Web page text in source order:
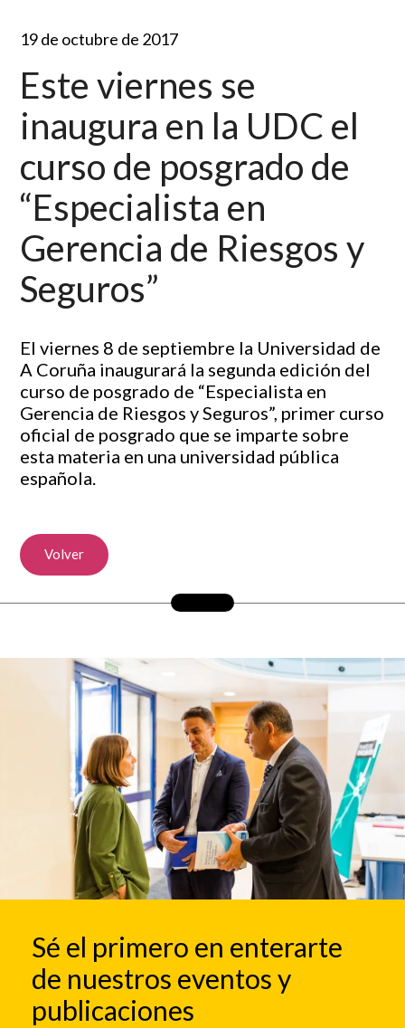
19 de octubre de 2017
Este viernes se
inaugura en la UDC el
curso de posgrado de
“Especialista en
Gerencia de Riesgos y
Seguros”
El viernes 8 de septiembre la Universidad de
A Coruña inaugurará la segunda edición del
curso de posgrado de “Especialista en
Gerencia de Riesgos y Seguros”, primer curso
oficial de posgrado que se imparte sobre
esta materia en una universidad pública
española.
Volver
Sé el primero en enterarte
de nuestros eventos y
publicaciones